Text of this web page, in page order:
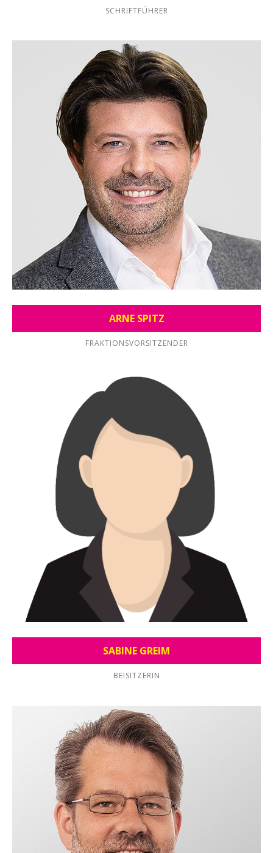
SCHRIFTFÜHRER
ARNE SPITZ
FRAKTIONSVORSITZENDER
SABINE GREIM
BEISITZERIN